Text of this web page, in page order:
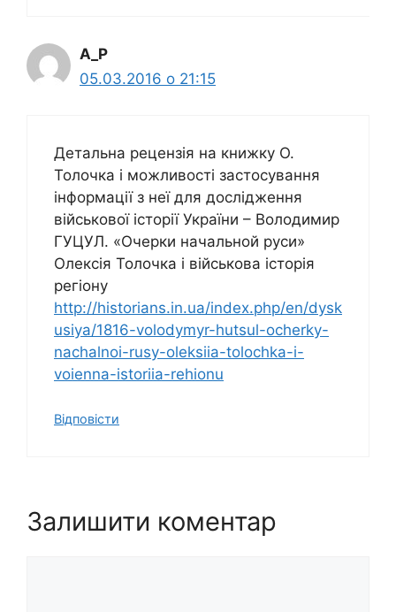
A_P
05.03.2016 о 21:15
Детальна рецензія на книжку О.
Толочка і можливості застосування
інформації з неї для дослідження
військової історії України – Володимир
ГУЦУЛ. «Очерки начальной руси»
Олексія Толочка і військова історія
регіону
http://historians.in.ua/index.php/en/dysk
usiya/1816-volodymyr-hutsul-ocherky-
nachalnoi-rusy-oleksiia-tolochka-i-
voienna-istoriia-rehionu
Відповіcти
Залишити коментар